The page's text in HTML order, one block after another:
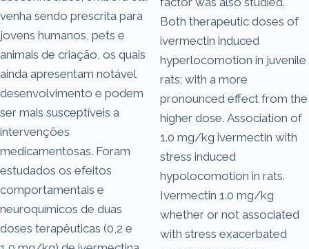
venha sendo prescrita para
jovens humanos, pets e
animais de criação, os quais
ainda apresentam notável
desenvolvimento e podem
ser mais susceptíveis a
intervenções
medicamentosas. Foram
estudados os efeitos
comportamentais e
neuroquímicos de duas
doses terapêuticas (0,2 e
Both therapeutic doses of
ivermectin induced
hyperlocomotion in juvenile
rats; with a more
pronounced effect from the
higher dose. Association of
1.0 mg/kg ivermectin with
stress induced
hypolocomotion in rats.
Ivermectin 1.0 mg/kg
whether or not associated
with stress exacerbated